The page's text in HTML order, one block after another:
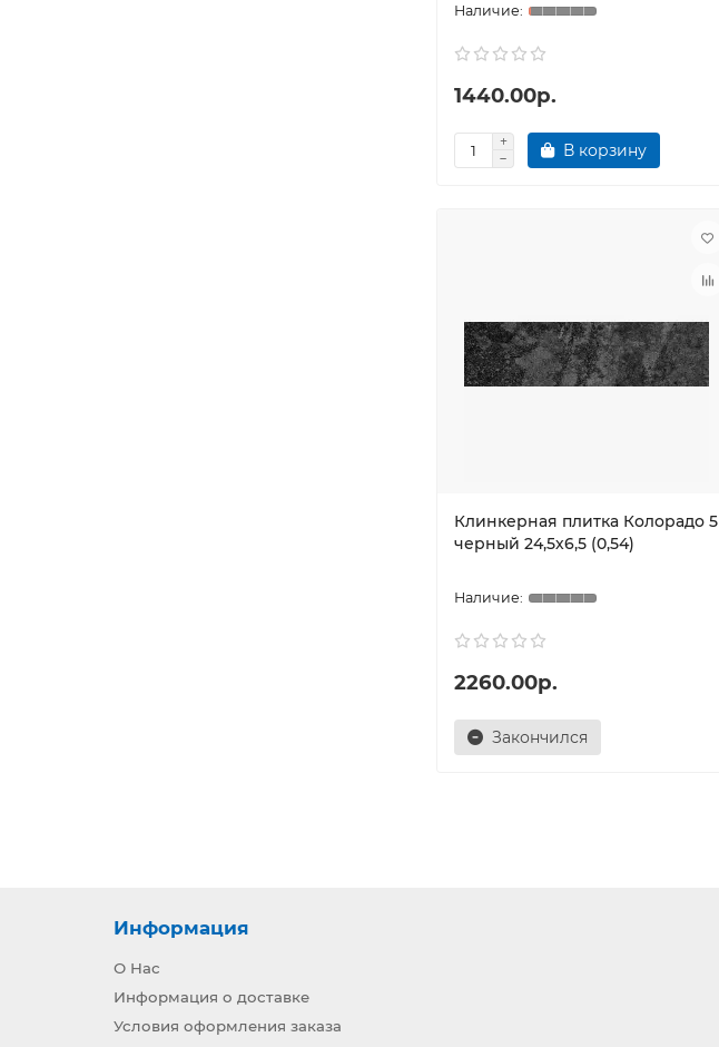
1440.00р.
В корзину
Клинкерная плитка Колорадо 5
черный 24,5х6,5 (0,54)
2260.00р.
Закончился
Информация
О Нас
Информация о доставке
Условия оформления заказа